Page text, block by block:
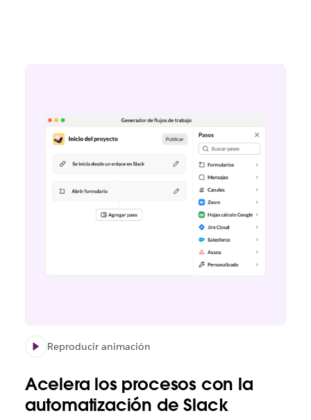
Reproducir animación
Acelera los procesos con la
automatización de Slack